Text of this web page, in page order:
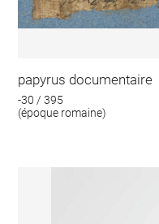
papyrus documentaire
-30 / 395
(époque romaine)